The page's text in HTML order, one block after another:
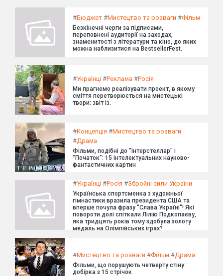
#Бюджет #Мистецтво та розваги #Фільм
Безкінечні черги за підписами,
переповнені аудиторії на заходах,
знаменитості з літератури та кіно, до яких
можна наблизитися на BestsellerFest.
#Українці #Реклама #Росія
Ми прагнемо реалізувати проект, в якому
сміття перетворюється на мистецькі
твори: звіт із.
#Концепція #Мистецтво та розваги
#Драма
Фільми, подібні до "Інтерстеллар" і
"Початок": 15 інтелектуальних науково-
фантастичних картин
#Українці #Росія #Збройні сили України
Українська спортсменка з художньої
гімнастики вразила президента США та
вперше почула фразу "Слава Україні"! Які
повороти долі спіткали Лілію Подкопаєву,
яка тридцять років тому здобула золоту
медаль на Олімпійських іграх?
#Мистецтво та розваги #Фільм #Драма
Фільми, що порушують четверту стіну:
добірка з 15 стрічок